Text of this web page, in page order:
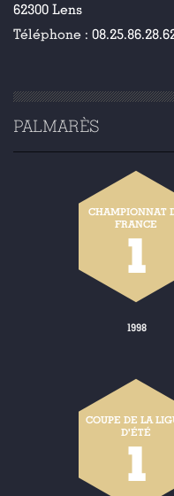
62300 Lens
Téléphone :
PALMARÈS
CHAMPIONNAT
FRANCE
1
1998
COUPE DE LA
D'ÉTÉ
1